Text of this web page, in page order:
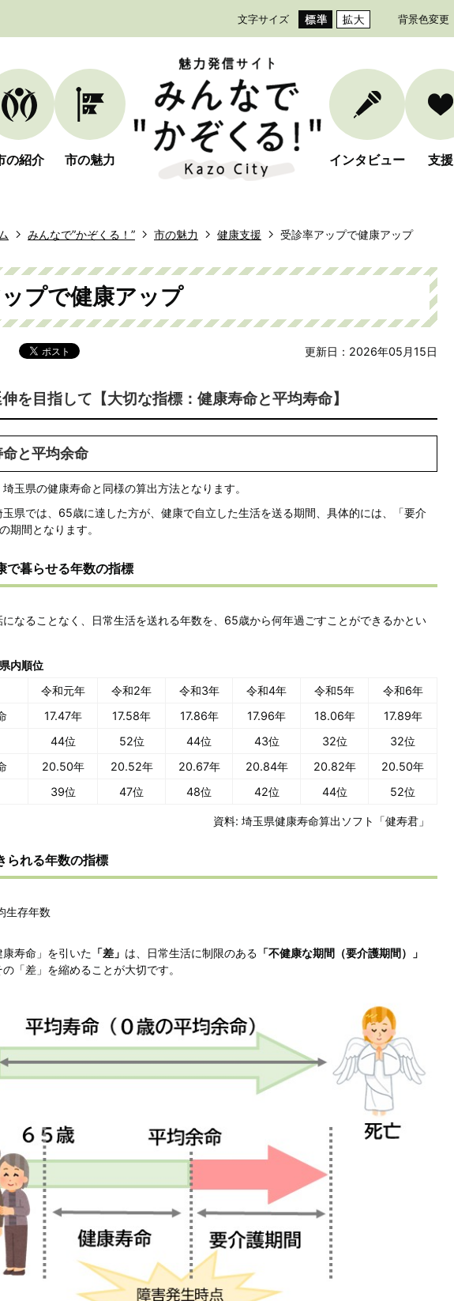
文字サイズ 背景色変更
の紹介 市の魅力 インタビュー 支援
みんなで”かぞくる！” 市の魅力 健康支援 受診率アップで健康アップ
プで健康アップ
更新日：2026年05月15日
を目指して【大切な指標：健康寿命と平均寿命】
と平均余命
玉県の健康寿命と同様の算出方法となります。
県では、65歳に達した方が、健康で自立した生活を送る期間、具体的には、「要介
期間となります。
で暮らせる年数の指標
なることなく、日常生活を送れる年数を、65歳から何年過ごすことができるかとい
内順位
令和元年
令和2年 令和3年 令和4年 令和5年 令和6年
17.47年 17.58年 17.86年 17.96年 18.06年
17.89年
44位 52位 44位 43位 32位 32位
20.50年 20.52年 20.67年 20.84年 20.82年
20.50年
39位 47位 48位 42位 44位 52位
資料: 埼玉県健康寿命算出ソフト「健寿君」
られる年数の指標
生存年数
康寿命」を引いた 「差」 は、日常生活に制限のある 「不健康な期間（要介護期間）」
「差」を縮めることが大切です。